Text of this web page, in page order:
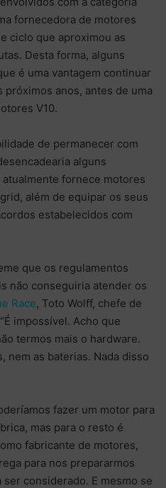
fornecedora de motores
ciclo que aproximou as
Desta forma, alguns
é uma vantagem continuar
anos, antes de uma
V10.
de permanecer com
alguns
fornece motores
além de equipar os seus
estabelecidos com
que os regulamentos
não conseguiria atender os
Race, Toto Wolff, chefe de
impossível. Acho que
termos mais o hardware.
nem as baterias. Nada disso
fazer um motor para
mas para o resto é
fabricante de motores,
para nos prepararmos
considerado. E mesmo se